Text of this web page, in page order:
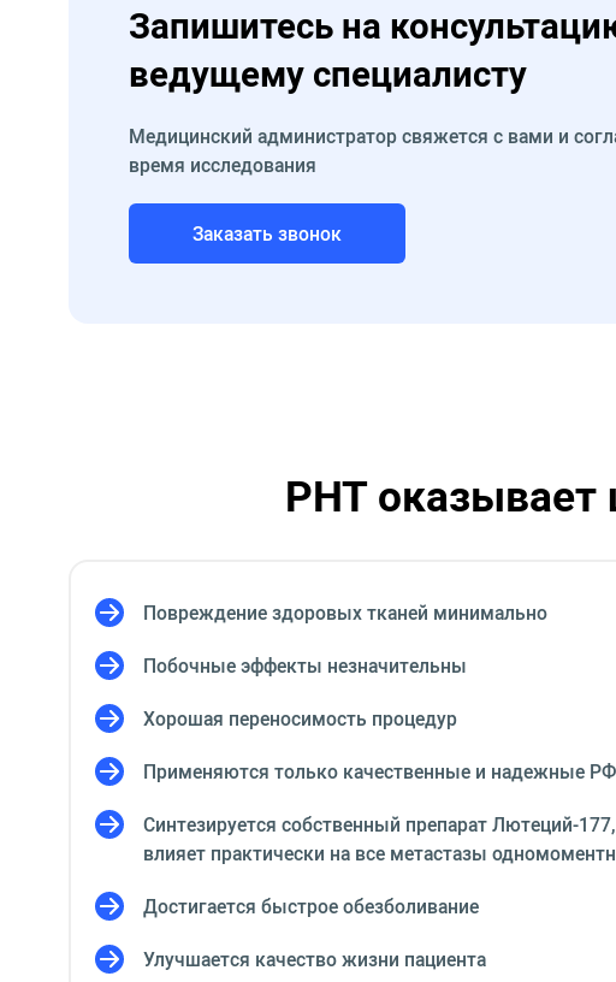
Запишитесь на
ведущему специалисту
Медицинский администратор свяжется с вами и
время исследования
Заказать звонок
PHT
Повреждение здоровых тканей минимально
Побочные эффекты незначительны
Хорошая переносимость процедур
Применяются только качественные и надежные
Синтезируется собственный препарат Лютеций-
влияет практически на все метастазы
Достигается быстрое обезболивание
Улучшается качество жизни пациента